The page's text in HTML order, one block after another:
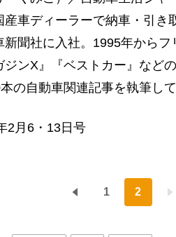
車ディーラーで納車・引き
聞社に入社。1995年からフ
ジンX』『ベストカー』など
の自動車関連記事を執筆して
2月6・13日号
1 2